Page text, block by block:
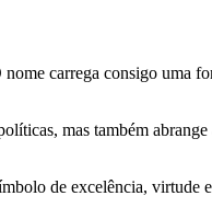
carrega consigo uma
mas também
de excelência,